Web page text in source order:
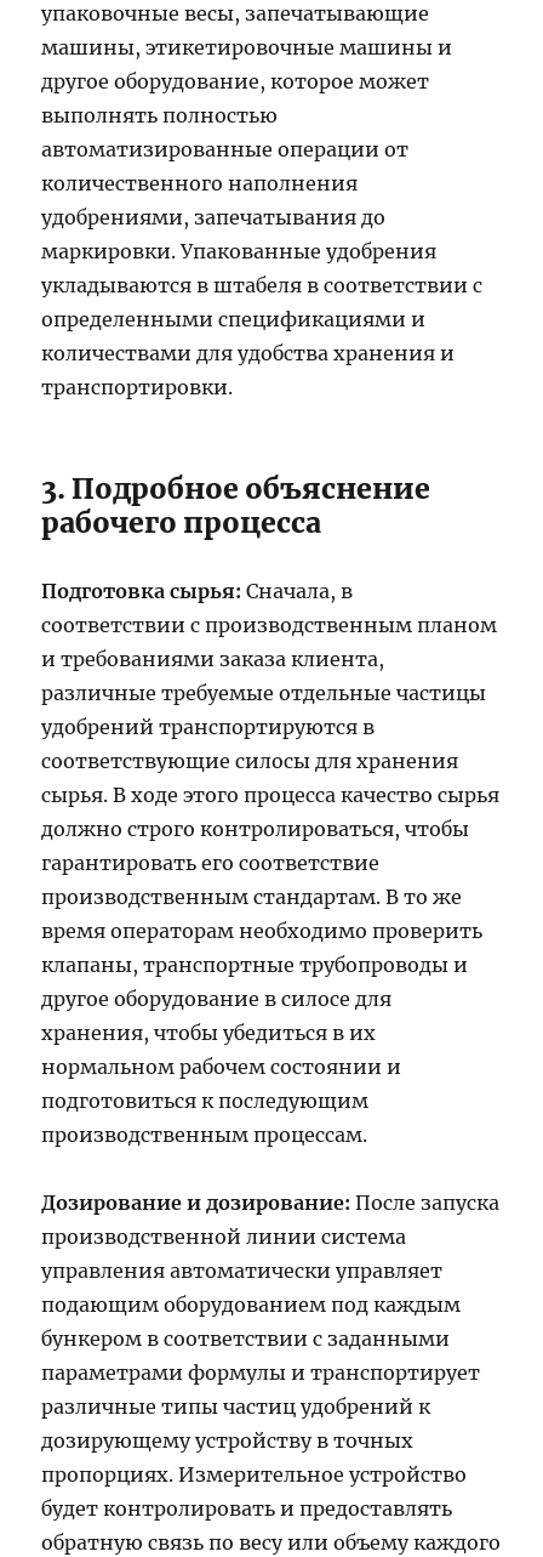
упаковочные весы, запечатывающие
машины, этикетировочные машины и
другое оборудование, которое может
выполнять полностью
автоматизированные операции от
количественного наполнения
удобрениями, запечатывания до
маркировки. Упакованные удобрения
укладываются в штабеля в соответствии с
определенными спецификациями и
количествами для удобства хранения и
транспортировки.
3. Подробное объяснение
рабочего процесса
Подготовка сырья: Сначала, в
соответствии с производственным планом
и требованиями заказа клиента,
различные требуемые отдельные частицы
удобрений транспортируются в
соответствующие силосы для хранения
сырья. В ходе этого процесса качество сырья
должно строго контролироваться, чтобы
гарантировать его соответствие
производственным стандартам. В то же
время операторам необходимо проверить
клапаны, транспортные трубопроводы и
другое оборудование в силосе для
хранения, чтобы убедиться в их
нормальном рабочем состоянии и
подготовиться к последующим
производственным процессам.
Дозирование и дозирование: После запуска
производственной линии система
управления автоматически управляет
подающим оборудованием под каждым
бункером в соответствии с заданными
параметрами формулы и транспортирует
различные типы частиц удобрений к
дозирующему устройству в точных
пропорциях. Измерительное устройство
будет контролировать и предоставлять
обратную связь по весу или объему каждого